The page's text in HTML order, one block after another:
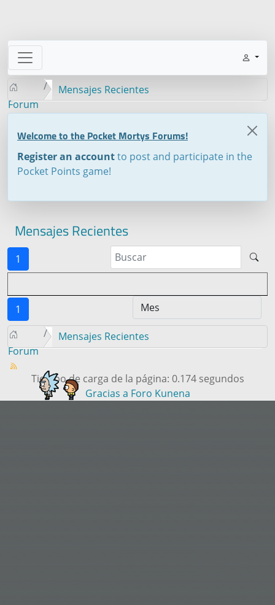
Forum
Mensajes Recientes
Welcome to the Pocket Mortys Forums!
Register an accountto post and participate in the
Pocket Points game!
Mensajes Recientes
1
1
Forum
Mensajes Recientes
Tiempo de carga de la página: 0.174 segundos
Gracias a Foro Kunena